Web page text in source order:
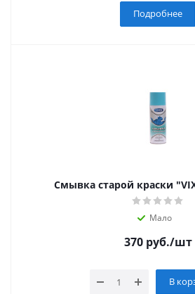
Подробнее
Смывка старой краски
Мало
370руб./шт
В